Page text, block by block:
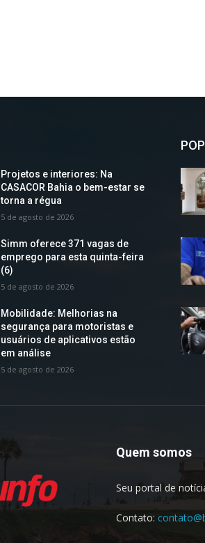
Projetos e interiores: Na
CASACOR Bahia o bem-estar se
torna a régua
5 de agosto de 2026
Simm oferece 371 vagas de
emprego para esta quinta-feira
(6)
5 de agosto de 2026
Mobilidade: Melhorias na
segurança para motoristas e
usuários de aplicativos estão
em análise
5 de agosto de 2026
Quem somos
Seu portal de
Contato: